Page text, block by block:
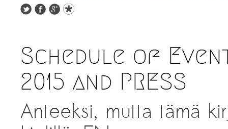
Schedule of
2015 and PRESS
Anteeksi, mutta tämä